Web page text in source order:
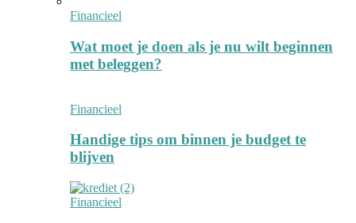
Financieel
Wat moet je doen als je nu wilt beginnen
met beleggen?
Financieel
Handige tips om binnen je budget te
blijven
Financieel